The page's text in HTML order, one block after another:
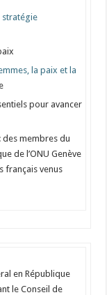
stratégie
la paix et la
pour avancer
membres du
de l’ONU Genève
français venus
en République
le Conseil de